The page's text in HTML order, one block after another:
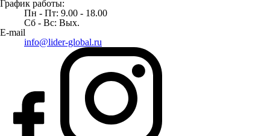
График работы:
Пн - Пт: 9.00 - 18.00
Сб - Вс: Вых.
E-mail
info@lider-global.ru